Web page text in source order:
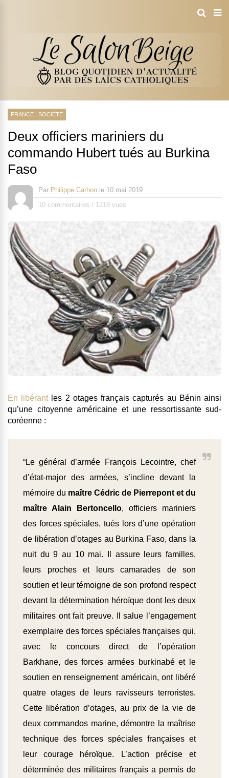
FRANCE : SOCIÉTÉ
Deux officiers mariniers du
commando Hubert tués au Burkina
Faso
Par Philippe Carhon le 10 mai 2019
10 commentaires / 1218 vues
En libérantles 2 otages français capturés au Bénin ainsi
qu’une citoyenne américaine et une ressortissante sud-
coréenne :
“Le général d’armée François Lecointre, chef
d’état-major des armées, s’incline devant la
mémoire du maître Cédric de Pierrepont et du
maître Alain Bertoncello, officiers mariniers
des forces spéciales, tués lors d’une opération
de libération d’otages au Burkina Faso, dans la
nuit du 9 au 10 mai. Il assure leurs familles,
leurs proches et leurs camarades de son
soutien et leur témoigne de son profond respect
devant la détermination héroïque dont les deux
militaires ont fait preuve. Il salue l’engagement
exemplaire des forces spéciales françaises qui,
avec le concours direct de l’opération
Barkhane, des forces armées burkinabé et le
soutien en renseignement américain, ont libéré
quatre otages de leurs ravisseurs terroristes.
Cette libération d’otages, au prix de la vie de
deux commandos marine, démontre la maîtrise
technique des forces spéciales françaises et
leur courage héroïque. L’action précise et
déterminée des militaires français a permis de